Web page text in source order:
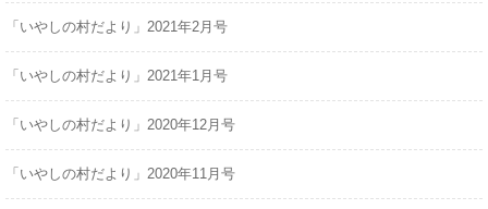
「いやしの村だより」2021年2月号
「いやしの村だより」2021年1月号
「いやしの村だより」2020年12月号
「いやしの村だより」2020年11月号